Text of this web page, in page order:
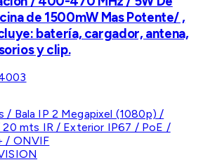
de 1500mW Mas Potente/ ,
batería, cargador, antena,
y clip.